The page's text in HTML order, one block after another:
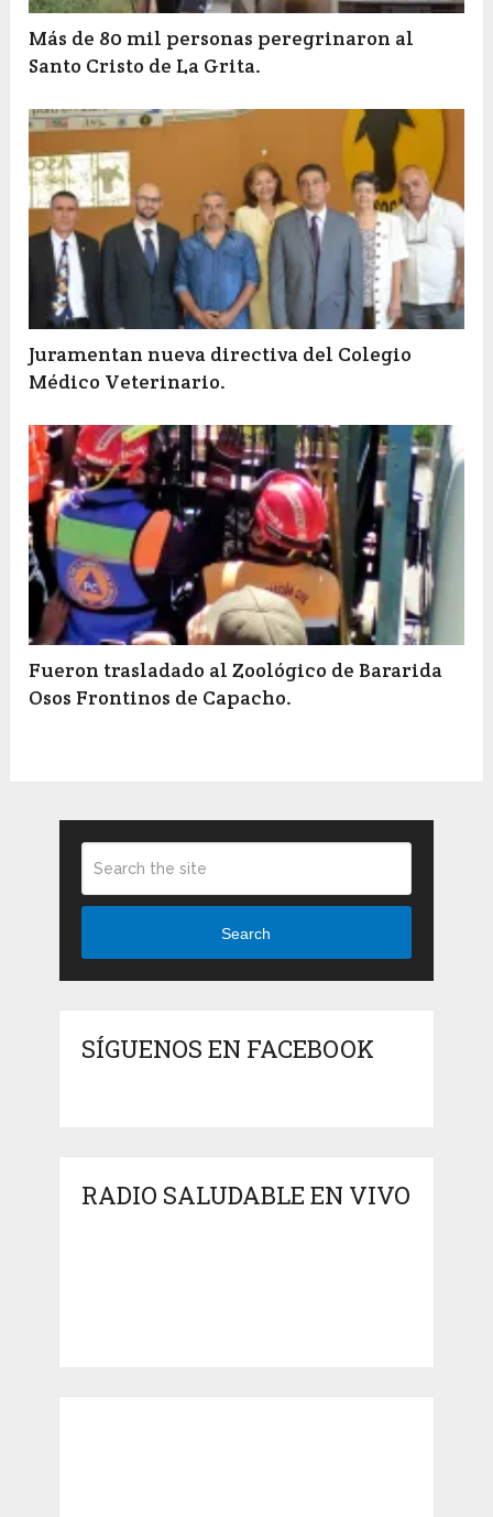
Más de 80 mil personas peregrinaron al
Santo Cristo de La Grita.
Juramentan nueva directiva del Colegio
Médico Veterinario.
Fueron trasladado al Zoológico de Bararida
Osos Frontinos de Capacho.
Search
SÍGUENOS EN FACEBOOK
RADIO SALUDABLE EN VIVO